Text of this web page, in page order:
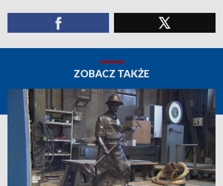
ZOBACZ TAKŻE